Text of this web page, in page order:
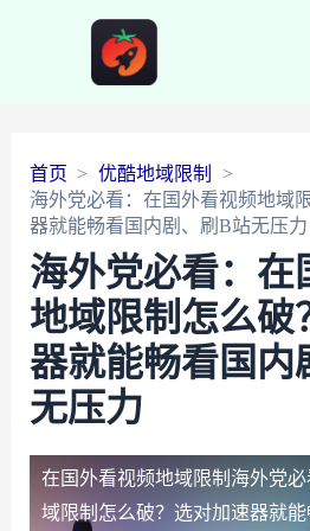
首页
优酷地域限制
海外党必看：在国外看视频地域
器就能畅看国内剧、刷B站无压力
海外党必看：在
地域限制怎么破
器就能畅看国内
无压力
在国外看视频地域限制 海外党
域限制怎么破？选对加速器就